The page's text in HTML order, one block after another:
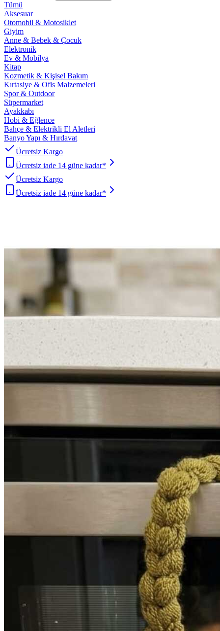
Tümü
Aksesuar
Otomobil & Motosiklet
Giyim
Anne & Bebek & Çocuk
Elektronik
Ev & Mobilya
Kitap
Kozmetik & Kişisel Bakım
Kırtasiye & Ofis Malzemeleri
Spor & Outdoor
Süpermarket
Ayakkabı
Hobi & Eğlence
Bahçe & Elektrikli El Aletleri
Banyo Yapı & Hırdavat
Ücretsiz Kargo
Ücretsiz iade 14 güne kadar*
Ücretsiz Kargo
Ücretsiz iade 14 güne kadar*